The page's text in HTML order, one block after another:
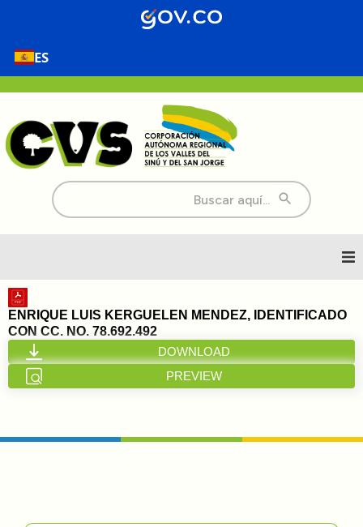
ES
Buscar:
Inicio
Nosotros
Directorios
ENRIQUE LUIS KERGUELEN MENDEZ, IDENTIFICADO
CON CC. NO. 78.692.492
DOWNLOAD
PREVIEW